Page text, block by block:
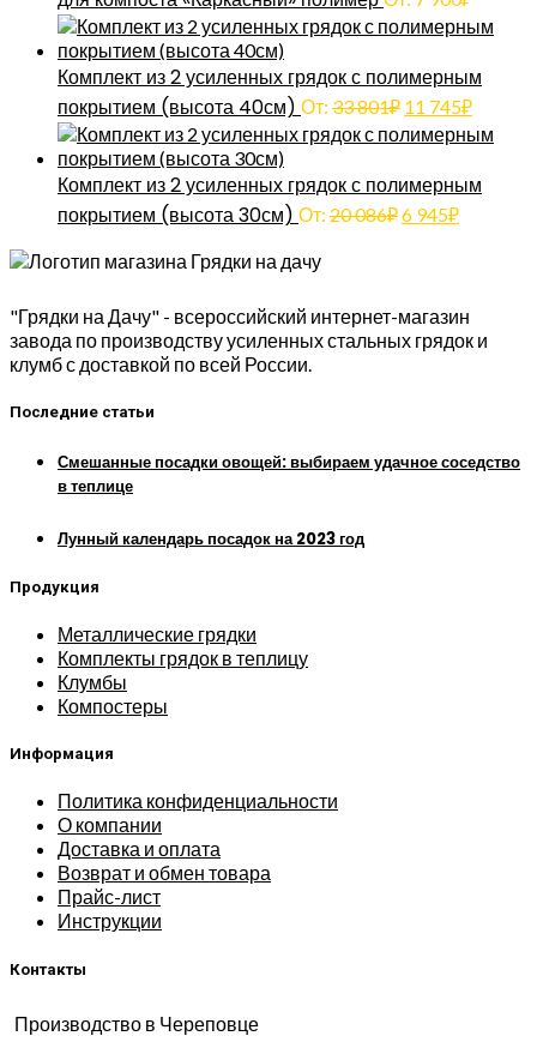
Комплект из 2 усиленных грядок с полимерным
покрытием (высота 40см) От: 33 801₽ 11 745₽
Комплект из 2 усиленных грядок с полимерным
покрытием (высота 30см) От: 20 086₽6 945₽
"Грядки на Дачу" - всероссийский интернет-магазин
завода по производству усиленных стальных грядок и
клумб с доставкой по всей России.
Последние статьи
Смешанные посадки овощей: выбираем удачное соседство
в теплице
Лунный календарь посадок на 2023 год
Продукция
Металлические грядки
Комплекты грядок в теплицу
Клумбы
Компостеры
Информация
Политика конфиденциальности
О компании
Доставка и оплата
Возврат и обмен товара
Прайс-лист
Инструкции
Контакты
Производство в Череповце